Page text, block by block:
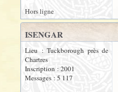
Hors ligne
ISENGAR
Lieu : Tuckborough près de
Chartres
Inscription : 2001
Messages : 5 117